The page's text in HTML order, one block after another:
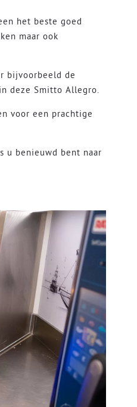
het beste goed
maar ook
bijvoorbeeld de
deze Smitto Allegro.
voor een prachtige
u benieuwd bent naar